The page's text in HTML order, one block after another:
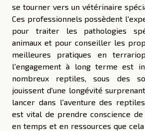
se tourner vers un vétérinaire
Ces professionnels possèdent
pour traiter les pathologies
animaux et pour conseiller les
meilleures pratiques en
l'engagement à long terme est
nombreux reptiles, sous des
jouissent d'une longévité
lancer dans l'aventure des
est vital de prendre conscience
en temps et en ressources que